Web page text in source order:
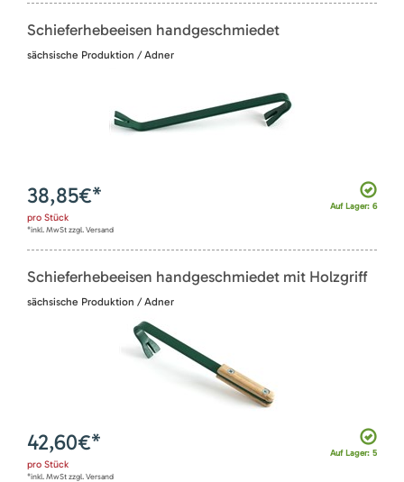
Schieferhebeeisen handgeschmiedet
sächsische Produktion / Adner
Auf Lager: 6
38,85€*
pro Stück
*inkl. MwSt zzgl. Versand
Schieferhebeeisen handgeschmiedet mit Holzgriff
sächsische Produktion / Adner
Auf Lager: 5
42,60€*
pro Stück
*inkl. MwSt zzgl. Versand